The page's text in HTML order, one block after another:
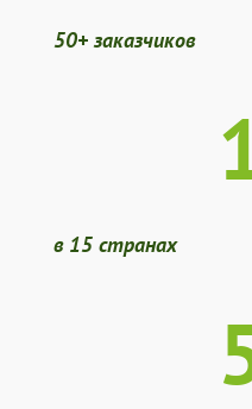
50+ заказчиков
в 15 странах